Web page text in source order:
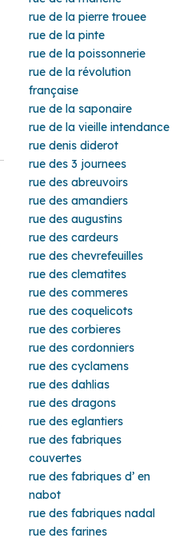
rue de la pierre trouee
rue de la pinte
rue de la poissonnerie
rue de la révolution
française
rue de la saponaire
rue de la vieille intendance
rue denis diderot
rue des 3 journees
rue des abreuvoirs
rue des amandiers
rue des augustins
rue des cardeurs
rue des chevrefeuilles
rue des clematites
rue des commeres
rue des coquelicots
rue des corbieres
rue des cordonniers
rue des cyclamens
rue des dahlias
rue des dragons
rue des eglantiers
rue des fabriques
couvertes
rue des fabriques d’ en
nabot
rue des fabriques nadal
rue des farines